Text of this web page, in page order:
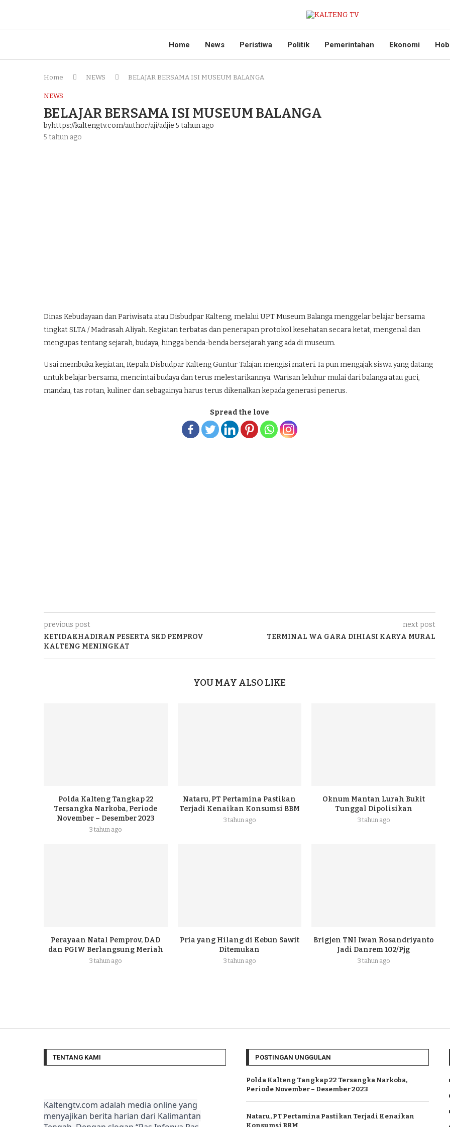
Home News Peristiwa Politik Pemerintahan Ekonomi
Home NEWS BELAJAR BERSAMA ISI MUSEUM BALANGA
NEWS
BELAJAR BERSAMA ISI MUSEUM BALANGA
byhttps://kaltengtv.com/author/aji/adjie 5 tahun ago
5 tahun ago
Dinas Kebudayaan dan Pariwisata atau Disbudpar Kalteng, melalui UPT Museum Balanga menggelar belajar bersama
tingkat SLTA / Madrasah Aliyah. Kegiatan terbatas dan penerapan protokol kesehatan secara ketat, mengenal dan
mengupas tentang sejarah, budaya, hingga benda-benda bersejarah yang ada di museum.
Usai membuka kegiatan, Kepala Disbudpar Kalteng Guntur Talajan mengisi materi. Ia pun mengajak siswa yang datang
untuk belajar bersama, mencintai budaya dan terus melestarikannya. Warisan leluhur mulai dari balanga atau guci,
mandau, tas rotan, kuliner dan sebagainya harus terus dikenalkan kepada generasi penerus.
Spread the love
previous post
KETIDAKHADIRAN PESERTA SKD PEMPROV
KALTENG MENINGKAT
next post
TERMINAL WA GARA DIHIASI KARYA MURAL
YOU MAY ALSO LIKE
Polda Kalteng Tangkap 22
Tersangka Narkoba, Periode
November – Desember 2023
3 tahun ago
Nataru, PT Pertamina Pastikan
Terjadi Kenaikan Konsumsi BBM
3 tahun ago
Oknum Mantan Lurah Bukit
Tunggal Dipolisikan
3 tahun ago
Perayaan Natal Pemprov, DAD
dan PGIW Berlangsung Meriah
3 tahun ago
Pria yang Hilang di Kebun Sawit
Ditemukan
3 tahun ago
Brigjen TNI Iwan Rosandriyanto
Jadi Danrem 102/Pjg
3 tahun ago
TENTANG KAMI
Kaltengtv.com adalah media online yang
menyajikan berita harian dari Kalimantan
POSTINGAN UNGGULAN
Polda Kalteng Tangkap 22 Tersangka Narkoba,
Periode November – Desember 2023
Nataru, PT Pertamina Pastikan Terjadi Kenaikan
Konsumsi BBM